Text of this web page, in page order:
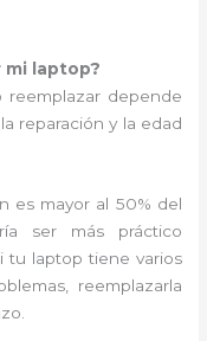
mi laptop?
reemplazar depende
reparación y la edad
es mayor al 50% del
ser más práctico
tu laptop tiene varios
reemplazarla